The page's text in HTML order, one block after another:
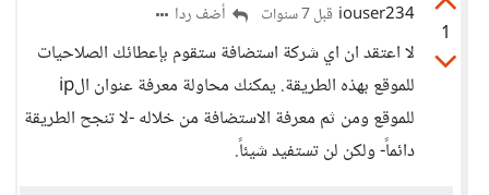
1
iouser234 قبل 7 سنوات أضف ردا
لا اعتقد ان اي شركة استضافة ستقوم بإعطائك الصلاحيات
للموقع بهذه الطريقة. يمكنك محاولة معرفة عنوان الip
للموقع ومن ثم معرفة الاستضافة من خلاله -لا تنجح الطريقة
دائماً- ولكن لن تستفيد شيئاً.